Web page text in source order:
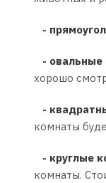
-
- овальные
хорошо
-
комнаты
- круглые
комнаты.